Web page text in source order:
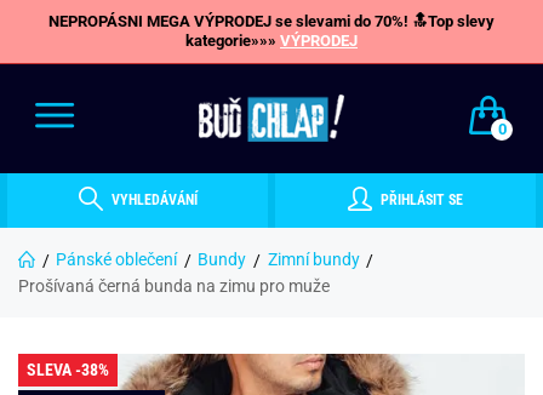
NEPROPÁSNI MEGA VÝPRODEJ se slevami do 70%! 🔝Top slevy
kategorie»»» VÝPRODEJ
0
VYHLEDÁVÁNÍ PŘIHLÁSIT SE
Pánské oblečení Bundy
Zimní bundy
Prošívaná černá bunda na zimu pro muže
SLEVA -38%